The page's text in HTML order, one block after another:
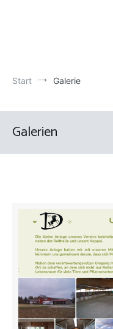
Start Galerie
Galerien